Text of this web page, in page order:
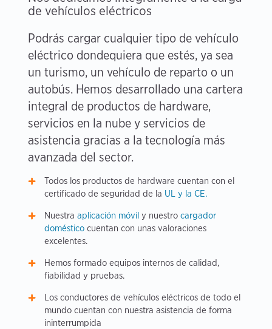
de vehículos eléctricos
Podrás cargar cualquier tipo de vehículo
eléctrico dondequiera que estés, ya sea
un turismo, un vehículo de reparto o un
autobús. Hemos desarrollado una cartera
integral de productos de hardware,
servicios en la nube y servicios de
asistencia gracias a la tecnología más
avanzada del sector.
Todos los productos de hardware cuentan con el
certificado de seguridad de la UL y la CE.
Nuestraaplicación móvil y nuestrocargador
doméstico cuentan con unas valoraciones
excelentes.
Hemos formado equipos internos de calidad,
fiabilidad y pruebas.
Los conductores de vehículos eléctricos de todo el
mundo cuentan con nuestra asistencia de forma
ininterrumpida